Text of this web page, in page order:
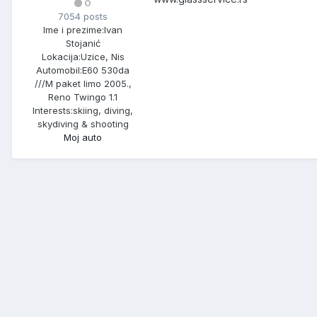
0
7054 posts
Ime i prezime:Ivan
Stojanić
Lokacija:Uzice, Nis
Automobil:E60 530da
///M paket limo 2005.,
Reno Twingo 1.1
Interests:skiing, diving,
skydiving & shooting
Moj auto